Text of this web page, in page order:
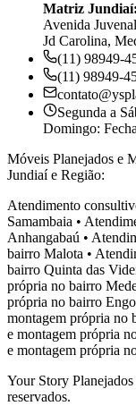
Matriz Jundiaí:
Avenida
Jd Carolina,
(11) 98949-
(11) 98949-
Segunda a
Domingo:
Móveis Planejados e
Jundiaí e Região:
Atendimento
Samambaia •
Anhangabaú •
bairro Malota •
bairro Quinta das
própria no bairro
própria no bairro
montagem própria no
e montagem própria
e montagem própria
Your Story
reservados.